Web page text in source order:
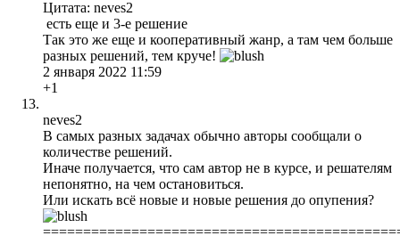
Цитата: neves2
есть еще и 3-е решение
Так это же еще и кооперативный жанр, а там чем больше
разных решений, тем круче!
2 января 2022 11:59
+1
neves2
В самых разных задачах обычно авторы сообщали о
количестве решений.
Иначе получается, что сам автор не в курсе, и решателям
непонятно, на чем остановиться.
Или искать всё новые и новые решения до опупения?